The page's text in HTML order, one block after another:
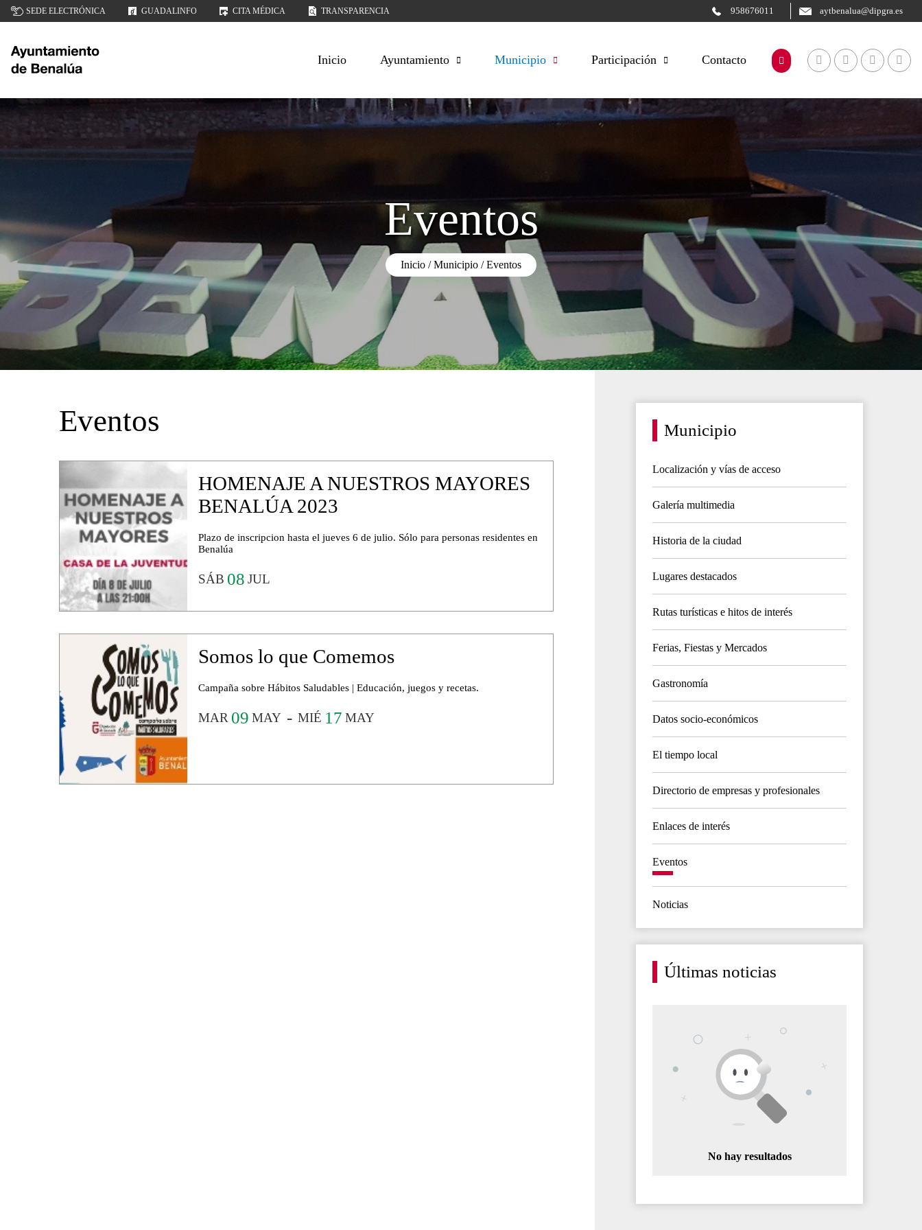
SEDE ELECTRÓNICA GUADALINFO CITA MÉDICA TRANSPARENCIA 958676011 aytbenalua@dipgra.es
Inicio Ayuntamiento Municipio Participación Contacto
Eventos
Inicio Municipio Eventos
Eventos
HOMENAJE A NUESTROS MAYORES
BENALÚA 2023
Plazo de inscripcion hasta el jueves 6 de julio. Sólo para personas residentes en
Benalúa
SÁB 08 JUL
Somos lo que Comemos
Campaña sobre Hábitos Saludables | Educación, juegos y recetas.
MAR 09 MAY MIÉ 17 MAY
Municipio
Localización y vías de acceso
Galería multimedia
Historia de la ciudad
Lugares destacados
Rutas turísticas e hitos de interés
Ferias, Fiestas y Mercados
Gastronomía
Datos socio-económicos
El tiempo local
Directorio de empresas y profesionales
Enlaces de interés
Eventos
Noticias
Últimas noticias
No hay resultados